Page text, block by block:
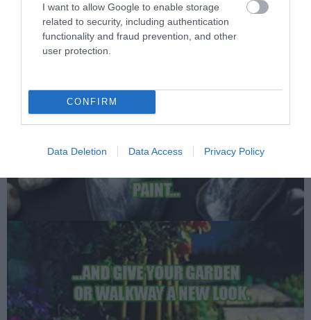
I want to allow Google to enable storage
related to security, including authentication
functionality and fraud prevention, and other
user protection.
CONFIRM
Data Deletion Data Access Privacy Policy